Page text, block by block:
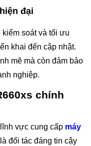
đại
kiểm soát và tối ưu
khai đến cập nhật.
mẽ mà còn đảm bảo
nghiệp.
chính
vực cung cấp máy
đối tác đáng tin cậy